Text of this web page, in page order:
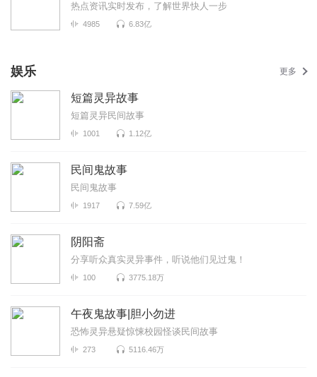
热点资讯实时发布，了解世界快人一步
4985 6.83亿
娱乐 更多
短篇灵异故事
短篇灵异民间故事
1001 1.12亿
民间鬼故事
民间鬼故事
1917 7.59亿
阴阳斋
分享听众真实灵异事件，听说他们见过鬼！
100 3775.18万
午夜鬼故事|胆小勿进
恐怖灵异悬疑惊悚校园怪谈民间故事
273 5116.46万